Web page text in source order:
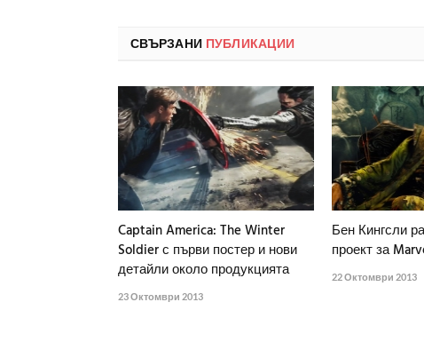
СВЪРЗАНИ ПУБЛИКАЦИИ
Captain America: The Winter
Soldier с първи постер и нови
детайли около продукцията
23 Октомври 2013
Бен Кингсли
проект за
22 Октомври 2013